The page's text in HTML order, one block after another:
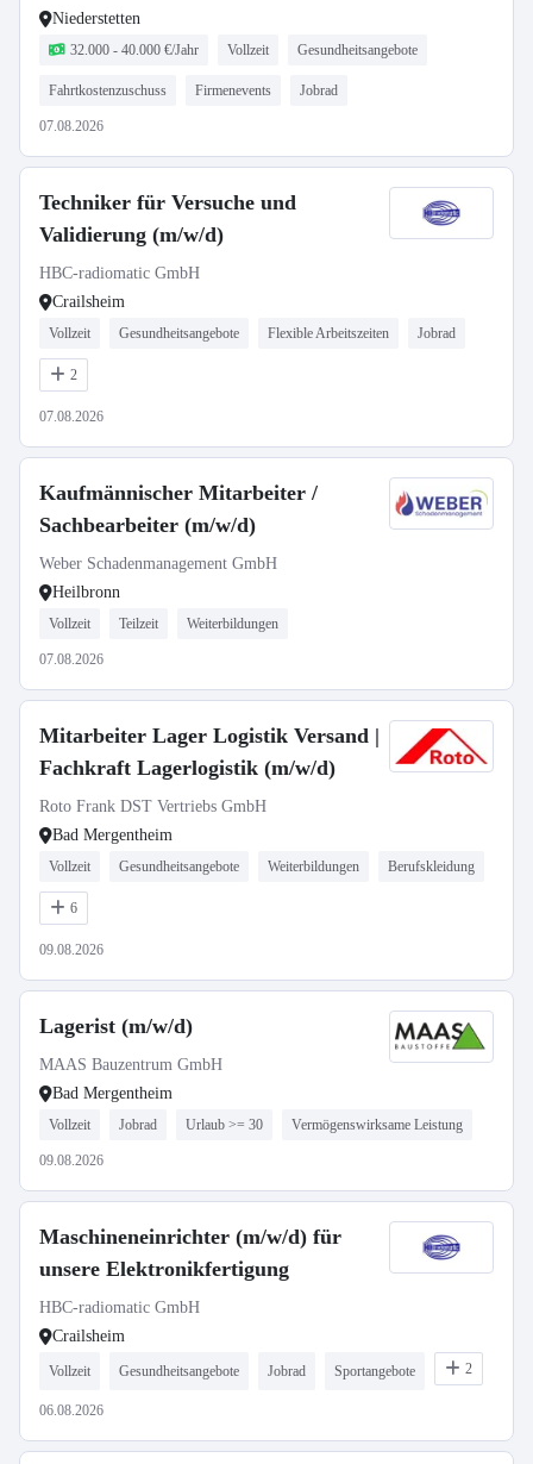
Niederstetten
32.000 - 40.000 €/Jahr Vollzeit Gesundheitsangebote
Fahrtkostenzuschuss Firmenevents Jobrad
07.08.2026
Techniker für Versuche und
Validierung (m/w/d)
HBC-radiomatic GmbH
Crailsheim
Vollzeit Gesundheitsangebote Flexible Arbeitszeiten Jobrad
2
07.08.2026
Kaufmännischer Mitarbeiter /
Sachbearbeiter (m/w/d)
Weber Schadenmanagement GmbH
Heilbronn
Vollzeit Teilzeit Weiterbildungen
07.08.2026
Mitarbeiter Lager Logistik Versand |
Fachkraft Lagerlogistik (m/w/d)
Roto Frank DST Vertriebs GmbH
Bad Mergentheim
Vollzeit Gesundheitsangebote Weiterbildungen Berufskleidung
6
09.08.2026
Lagerist (m/w/d)
MAAS Bauzentrum GmbH
Bad Mergentheim
Vollzeit Jobrad Urlaub >= 30 Vermögenswirksame Leistung
09.08.2026
Maschineneinrichter (m/w/d) für
unsere Elektronikfertigung
HBC-radiomatic GmbH
Crailsheim
Vollzeit Gesundheitsangebote Jobrad Sportangebote 2
06.08.2026